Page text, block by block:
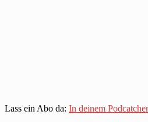
Lass ein Abo da: In deinem Podcatcher